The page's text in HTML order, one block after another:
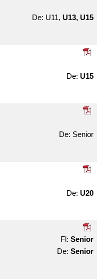
U11, U13, U15
U15
Senior
U20
Senior
Senior